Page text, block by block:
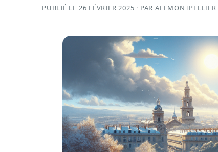
PUBLIÉ LE 26 FÉVRIER 2025 · PAR AEFMONTPELLIER